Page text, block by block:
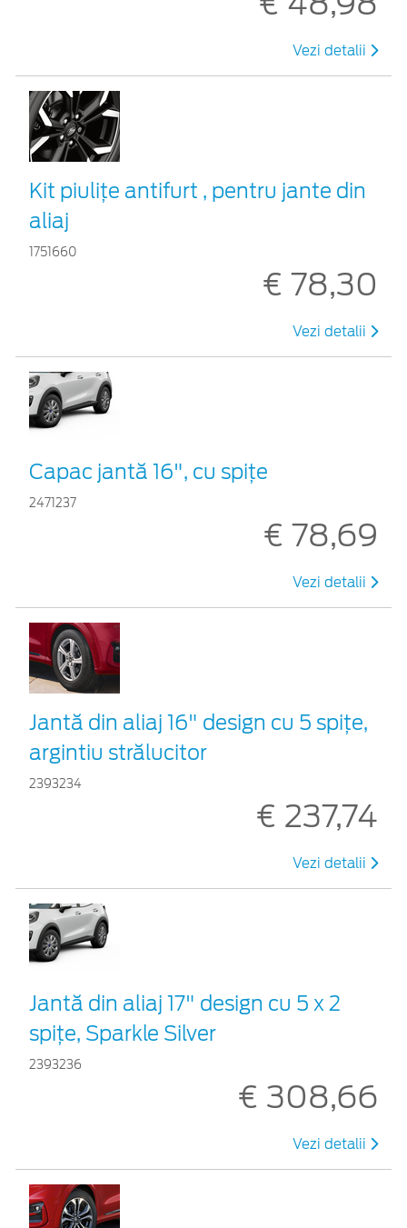
Vezi detalii
Kit piuliţe antifurt , pentru jante din
aliaj
1751660
€ 78,30
Vezi detalii
Capac jantă 16", cu spițe
2471237
€ 78,69
Vezi detalii
Jantă din aliaj 16" design cu 5 spițe,
argintiu strălucitor
2393234
€ 237,74
Vezi detalii
Jantă din aliaj 17" design cu 5 x 2
spiţe, Sparkle Silver
2393236
€ 308,66
Vezi detalii